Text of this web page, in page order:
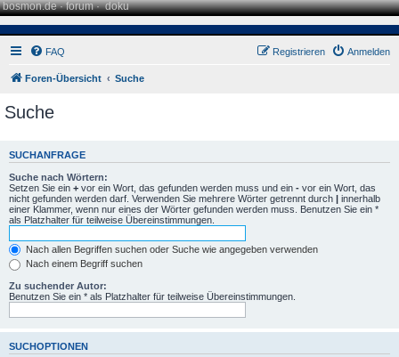
bosmon.de·forum·doku
FAQ Anmelden
Registrieren
Foren-Übersicht Suche
Suche
SUCHANFRAGE
Suche nach Wörtern:
Setzen Sie ein + vor ein Wort, das gefunden werden muss und ein - vor ein Wort, das
nicht gefunden werden darf. Verwenden Sie mehrere Wörter getrennt durch | innerhalb
einer Klammer, wenn nur eines der Wörter gefunden werden muss. Benutzen Sie ein *
als Platzhalter für teilweise Übereinstimmungen.
Nach allen Begriffen suchen oder Suche wie angegeben verwenden
Nach einem Begriff suchen
Zu suchender Autor:
Benutzen Sie ein * als Platzhalter für teilweise Übereinstimmungen.
SUCHOPTIONEN